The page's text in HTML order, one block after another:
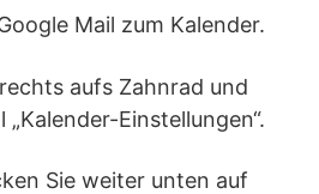
Mail zum Kalender.
aufs Zahnrad und
Einstellungen“.
Sie weiter unten auf